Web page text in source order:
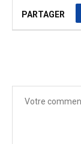
PARTAGER